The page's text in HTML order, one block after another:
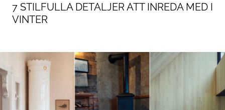
7 STILFULLA DETALJER ATT INREDA MED I
VINTER